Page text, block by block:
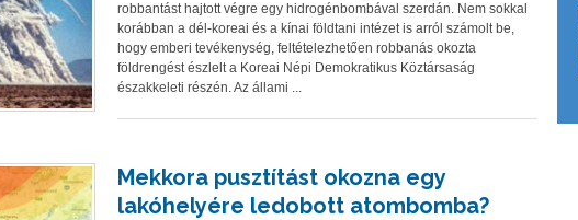
robbantást hajtott végre egy hidrogénbombával szerdán. Nem sokkal
korábban a dél-koreai és a kínai földtani intézet is arról számolt be,
hogy emberi tevékenység, feltételezhetően robbanás okozta
földrengést észlelt a Koreai Népi Demokratikus Köztársaság
északkeleti részén. Az állami ...
Mekkora pusztítást okozna egy
lakóhelyére ledobott atombomba?